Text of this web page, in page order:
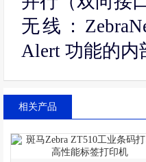
无线：
Alert 功能的内
相关产品